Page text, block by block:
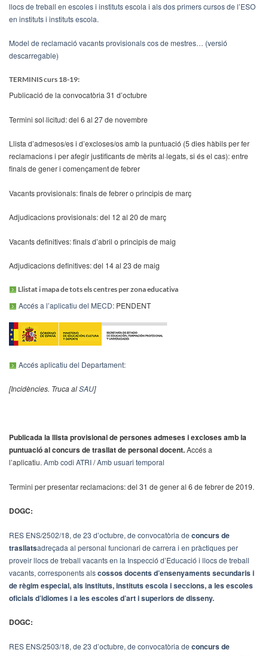
llocs de treball en escoles i instituts escola i als dos primers cursos de l’ESO
en instituts i instituts escola.
Model de reclamació vacants provisionals cos de mestres… (versió
descarregable)
TERMINIS curs 18-19:
Publicació de la convocatòria 31 d’octubre
Termini sol·licitud: del 6 al 27 de novembre
Llista d’admesos/es i d’excloses/os amb la puntuació (5 dies hàbils per fer
reclamacions i per afegir justificants de mèrits al·legats, si és el cas): entre
finals de gener i començament de febrer
Vacants provisionals: finals de febrer o principis de març
Adjudicacions provisionals: del 12 al 20 de març
Vacants definitives: finals d’abril o principis de maig
Adjudicacions definitives: del 14 al 23 de maig
Llistat i mapa de tots els centres per zona educativa
Accés a l’aplicatiu del MECD: PENDENT
Accés aplicatiu del Departament:
[Incidències. Truca alSAU]
Publicada la llista provisional de persones admeses i excloses amb la
puntuació al concurs de trasllat de personal docent.Accés a
l’aplicatiu. Amb codi ATRI/Amb usuari temporal
Termini per presentar reclamacions: del 31 de gener al 6 de febrer de 2019.
DOGC:
RES ENS/2502/18, de 23 d’octubre, de convocatòria de concurs de
trasllatsadreçada al personal funcionari de carrera i en pràctiques per
proveir llocs de treball vacants en la Inspecció d’Educació i llocs de treball
vacants, corresponents alscossos docents d’ensenyaments secundaris i
de règim especial, als instituts, instituts escola i seccions, a les escoles
oficials d’idiomes i a les escoles d’art i superiors de disseny.
DOGC:
RES ENS/2503/18, de 23 d’octubre, de convocatòria de concurs de